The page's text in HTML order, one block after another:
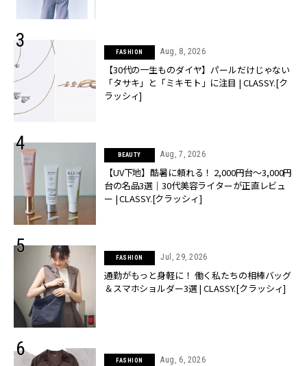
FASHION Aug, 8, 2026
【30代の一生ものダイヤ】パールだけじゃない
「タサキ」と「ミキモト」に注目 | CLASSY.[ク
ラッシィ]
BEAUTY Aug, 7, 2026
【UV下地】酷暑に頼れる！ 2,000円台〜3,000円
台の名品3選｜30代美容ライターが正直レビュ
ー | CLASSY.[クラッシィ]
FASHION Jul, 29, 2026
通勤がもっと身軽に！ 働く私たちの相棒バッグ
＆スマホショルダー3選 | CLASSY.[クラッシィ]
FASHION Aug, 6, 2026